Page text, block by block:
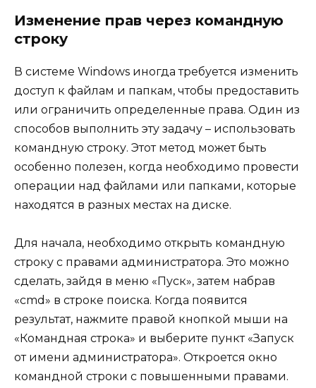
Изменение прав через командную
строку
В системе Windows иногда требуется изменить
доступ к файлам и папкам, чтобы предоставить
или ограничить определенные права. Один из
способов выполнить эту задачу – использовать
командную строку. Этот метод может быть
особенно полезен, когда необходимо провести
операции над файлами или папками, которые
находятся в разных местах на диске.
Для начала, необходимо открыть командную
строку с правами администратора. Это можно
сделать, зайдя в меню «Пуск», затем набрав
«cmd» в строке поиска. Когда появится
результат, нажмите правой кнопкой мыши на
«Командная строка» и выберите пункт «Запуск
от имени администратора». Откроется окно
командной строки с повышенными правами.